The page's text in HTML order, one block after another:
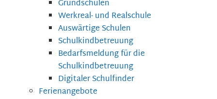
Grundschulen
Werkreal- und Realschule
Auswärtige Schulen
Schulkindbetreuung
Bedarfsmeldung für die
Schulkindbetreuung
Digitaler Schulfinder
Ferienangebote